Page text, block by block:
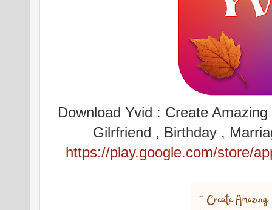
Download Yvid : Create
Gilrfriend , Birthday ,
https://play.google.com/store/